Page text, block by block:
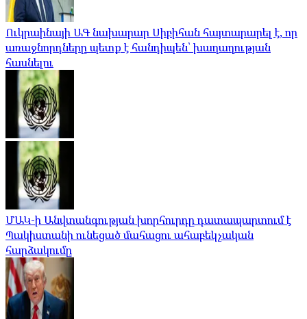
Ուկրաինայի ԱԳ նախարար Սիբիհան հայտարարել է, որ
առաջնորդները պետք է հանդիպեն՝ խաղաղության
հասնելու
ՄԱԿ-ի Անվտանգության խորհուրդը դատապարտում է
Պակիստանի ունեցած մահացու ահաբեկչական
հարձակումը